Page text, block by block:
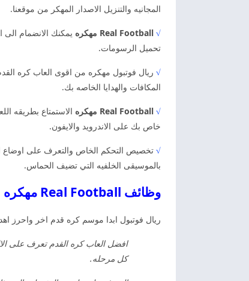
المجانيه والتنزيل الاصدار المهكر من موقعنا.
√ Real Football مهكره
يمكنك الانضمام الى
تحميل الرسومات.
√
المكافات والهدايا الخاصه بك.
√ Real Football مهكره
الاستمتاع بطريقه
خاص بك على الاندرويد والايفون.
√ تخصيص التحكم الخاص والتعرف على اوضاع
بالموسيقى الخلفيه التي تضيف الحماس.
وظائف Real Football مهكره
ريال فوتبول ابدا موسم كره قدم اخر واحرز
افضل العاب كره القدم تعرف على
كل مرحله.